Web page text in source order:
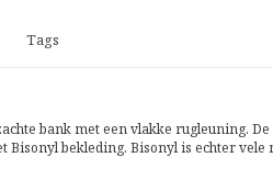
Tags
bank met een vlakke rugleuning.
bekleding. Bisonyl is echter